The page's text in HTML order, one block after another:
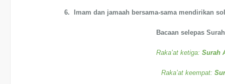
6. Imam dan jamaah bersama-sama mendirikan
Bacaan selepas
Raka’at ketiga: Surah
Raka’at keempat: